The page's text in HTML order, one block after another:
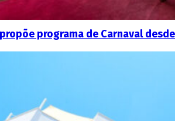
programa de Carnaval